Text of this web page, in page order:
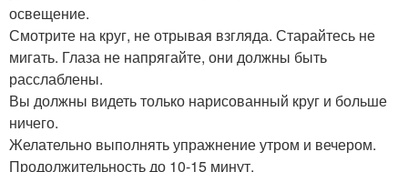
освещение.
Смотрите на круг, не отрывая взгляда. Старайтесь не
мигать. Глаза не напрягайте, они должны быть
расслаблены.
Вы должны видеть только нарисованный круг и больше
ничего.
Желательно выполнять упражнение утром и вечером.
Продолжительность до 10-15 минут.